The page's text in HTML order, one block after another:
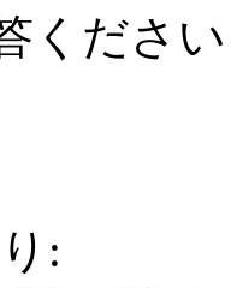
くださ
: